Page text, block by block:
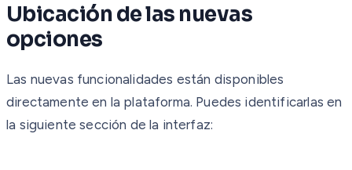
Ubicación de las nuevas
opciones
Las nuevas funcionalidades están disponibles
directamente en la plataforma. Puedes identificarlas en
la siguiente sección de la interfaz: